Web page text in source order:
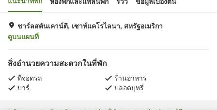
ชาร์ลสตันเคาน์ตี, เซาท์แคโรไลนา, สหรัฐอเมริกา
ดูบนแผนที่
สิ่งอำนวยความสะดวกในที่พัก
ที่จอดรถ
ร้านอาหาร
บาร์
ปลอดบุหรี่